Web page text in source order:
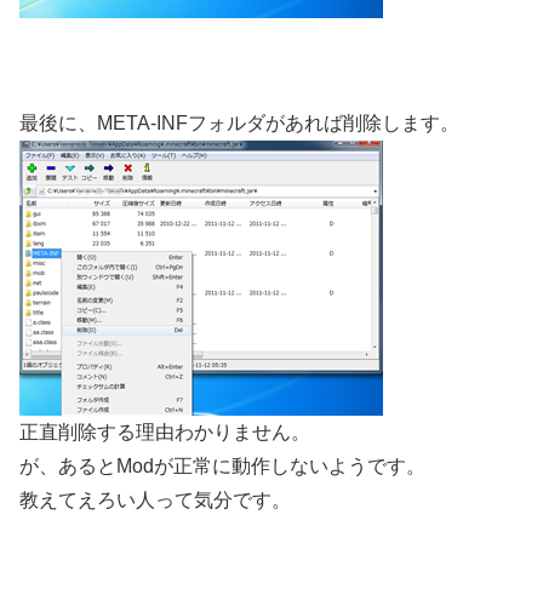
最後に、META-INFフォルダがあれば削除します。
正直削除する理由わかりません。
が、あるとModが正常に動作しないようです。
教えてえろい人って気分です。